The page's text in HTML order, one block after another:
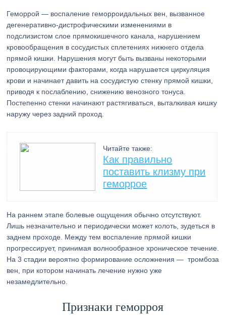
Геморрой — воспаление геморроидальных вен, вызванное
дегенеративно-дистрофическими изменениями в
подслизистом слое прямокишечного канала, нарушением
кровообращения в сосудистых сплетениях нижнего отдела
прямой кишки. Нарушения могут быть вызваны некоторыми
провоцирующими факторами, когда нарушается циркуляция
крови и начинает давить на сосудистую стенку прямой кишки,
приводя к послаблению, снижению венозного тонуса.
Постепенно стенки начинают растягиваться, выталкивая кишку
наружу через задний проход.
Читайте также:
Как правильно
поставить клизму при
геморрое
На раннем этапе болевые ощущения обычно отсутствуют.
Лишь незначительно и периодически может колоть, зудеться в
заднем проходе. Между тем воспаление прямой кишки
прогрессирует, принимая волнообразное хроническое течение.
На 3 стадии вероятно формирование осложнения — тромбоза
вен, при котором начинать лечение нужно уже
незамедлительно.
Признаки геморроя